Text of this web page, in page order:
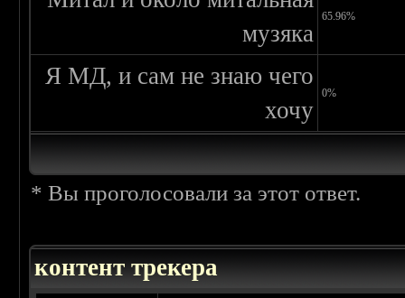
музяка
65.96%
Я МД, и сам не знаю чего
хочу
0%
* Вы проголосовали за этот ответ.
контент трекера